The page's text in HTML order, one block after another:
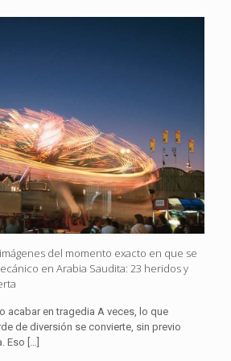
del momento exacto en que se
en Arabia Saudita: 23 heridos y
acabar en tragedia A veces, lo que
de diversión se convierte, sin previo
Eso […]